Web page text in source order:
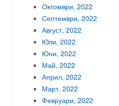
Октомври, 2022
Септември, 2022
Август, 2022
Юли, 2022
Юни, 2022
Май, 2022
Април, 2022
Март, 2022
Февруари, 2022